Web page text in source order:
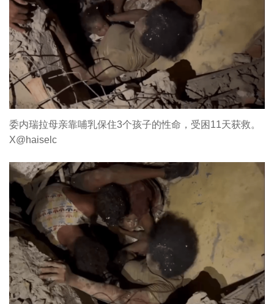
委内瑞拉母亲靠哺乳保住3个孩子的性命，受困11天获救。
X@haiselc